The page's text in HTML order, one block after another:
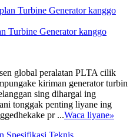
Turbine Generator kanggo
global peralatan PLTA cilik
kiriman generator turbin
sing dihargai ing
tonggak penting liyane ing
pr ...Waca liyane»